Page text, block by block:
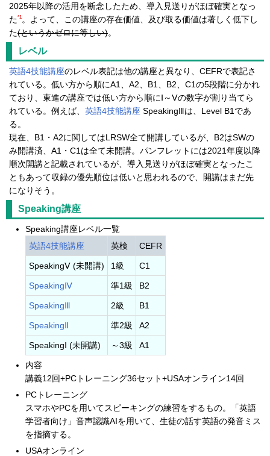
2025年以降の活用を断念したため、導入見送りがほぼ確実となっ
た*1。よって、この講座の存在価値、及び取る価値は著しく低下し
た(というかゼロに等しい)。
レベル
英語4技能講座のレベル表記は他の講座と異なり、CEFRで表記さ
れている。低い方から順にA1、A2、B1、B2、C1の5段階に分かれ
ており、東進の講座では低い方から順にⅠ～Ⅴの数字が割り当てら
れている。例えば、 英語4技能講座 SpeakingⅢは、Level B1であ
る。
現在、B1・A2に関してはLRSW全て開講しているが、B2はSWの
み開講済、A1・C1は全て未開講。パンフレットには2021年度以降
順次開講と記載されているが、導入見送りがほぼ確実となったこ
ともあって収録の優先順位は低いと思われるので、開講はまだ先
になりそう。
Speaking講座
Speaking講座レベル一覧
英語4技能講座
英検 CEFR
SpeakingⅤ (未開講) 1級 C1
SpeakingⅣ 準1級 B2
SpeakingⅢ 2級 B1
SpeakingⅡ 準2級 A2
SpeakingⅠ (未開講) ～3級 A1
内容
講義12回+PCトレーニング36セット+USAオンライン14回
PCトレーニング
スマホやPCを用いてスピーキングの練習をするもの。「英語
学習者向け」音声認識AIを用いて、生徒の話す英語の発音ミス
を指摘する。
USAオンライン